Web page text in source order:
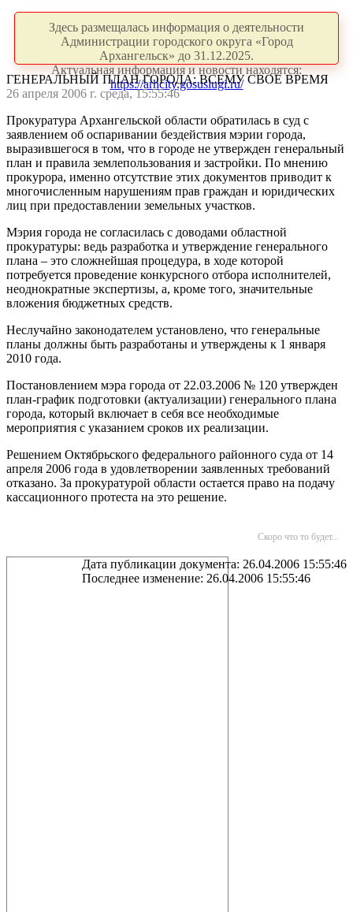
Здесь размещалась информация о деятельности
Администрации городского округа «Город
Архангельск» до 31.12.2025.
Актуальная информация и новости находятся:
https://arhcity.gosuslugi.ru/
ГЕНЕРАЛЬНЫЙ ПЛАН ГОРОДА: ВСЕМУ СВОЕ ВРЕМЯ
26 апреля 2006 г. среда, 15:55:46
Прокуратура Архангельской области обратилась в суд с
заявлением об оспаривании бездействия мэрии города,
выразившегося в том, что в городе не утвержден генеральный
план и правила землепользования и застройки. По мнению
прокурора, именно отсутствие этих документов приводит к
многочисленным нарушениям прав граждан и юридических
лиц при предоставлении земельных участков.
Мэрия города не согласилась с доводами областной
прокуратуры: ведь разработка и утверждение генерального
плана – это сложнейшая процедура, в ходе которой
потребуется проведение конкурсного отбора исполнителей,
неоднократные экспертизы, а, кроме того, значительные
вложения бюджетных средств.
Неслучайно законодателем установлено, что генеральные
планы должны быть разработаны и утверждены к 1 января
2010 года.
Постановлением мэра города от 22.03.2006 № 120 утвержден
план-график подготовки (актуализации) генерального плана
города, который включает в себя все необходимые
мероприятия с указанием сроков их реализации.
Решением Октябрьского федерального районного суда от 14
апреля 2006 года в удовлетворении заявленных требований
отказано. За прокуратурой области остается право на подачу
кассационного протеста на это решение.
Скоро что то будет...
Дата публикации документа: 26.04.2006 15:55:46
Последнее изменение: 26.04.2006 15:55:46